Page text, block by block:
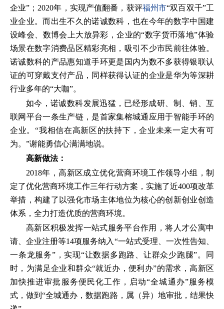
企业”；2020年，实现产值翻番，获评福州市“双百双千”工
业企业。而出生不久的诺诚数科，也在今年的数字中国建
设峰会、数博会上大放异彩，企业的“数字货币落地”体验
场景在数字消费品区精彩亮相，吸引不少市民前往体验。
诺诚数科的产品惠知道手环更是国内为数不多获得银联认
证的可穿戴支付产品，同样获得认证的企业是华为等深耕
行业多年的“大咖”。
如今，诺诚数科发展迅猛，已经形成研、制、销、互
联网平台一条生产链，是首家集榕城通应用于智能手环的
企业。“我相信在高新区的扶持下，企业未来一定大有可
为。”谢能勇信心满满地说。
高新做法：
2018年，高新区成立优化营商环境工作领导小组，制
定了优化营商环境工作三年行动方案，实施了近400项改革
举措，构建了以强化市场主体地位为核心的创新创业创造
体系，全力打造优质的营商环境。
高新区积极发挥一站式服务平台作用，将人才公寓申
请、企业注册等14项服务纳入“一站式受理、一次性告知、
一条龙服务”，实现“让数据多跑路、让群众少跑腿”。同
时，为满足企业和群众“就近办，便利办”的需求，高新区
加快推进审批服务便民化工作，启动“全城通办”服务模
式，做到“全城通办，数据跑路，属（异）地审批，结果快